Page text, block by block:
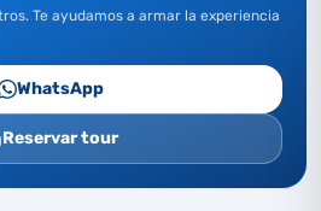
Te ayudamos a armar la experiencia
WhatsApp
Reservar tour